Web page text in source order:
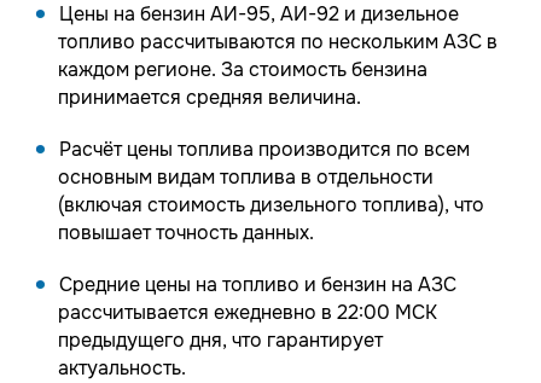
Цены на бензин АИ-95, АИ-92 и дизельное
топливо рассчитываются по нескольким АЗС в
каждом регионе. За стоимость бензина
принимается средняя величина.
Расчёт цены топлива производится по всем
основным видам топлива в отдельности
(включая стоимость дизельного топлива), что
повышает точность данных.
Средние цены на топливо и бензин на АЗС
рассчитывается ежедневно в 22:00 МСК
предыдущего дня, что гарантирует
актуальность.